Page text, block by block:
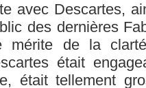
avec Descartes,
des dernières
mérite de la
était
était tellement